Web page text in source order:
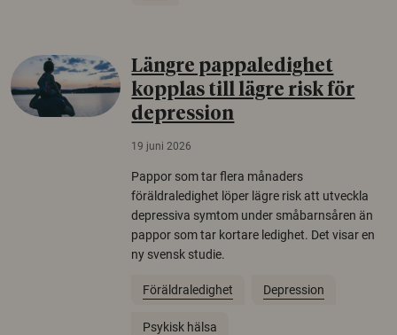
Längre pappaledighet
kopplas till lägre risk för
depression
19 juni 2026
Pappor som tar flera månaders
föräldraledighet löper lägre risk att utveckla
depressiva symtom under småbarnsåren än
pappor som tar kortare ledighet. Det visar en
ny svensk studie.
Föräldraledighet Depression
Psykisk hälsa